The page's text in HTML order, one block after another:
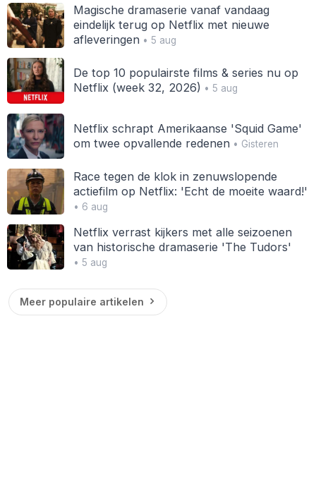
Magische dramaserie vanaf vandaag
eindelijk terug op Netflix met nieuwe
afleveringen• 5 aug
De top 10 populairste films & series nu op
Netflix (week 32, 2026) • 5 aug
Netflix schrapt Amerikaanse 'Squid Game'
om twee opvallende redenen• Gisteren
Race tegen de klok in zenuwslopende
actiefilm op Netflix: 'Echt de moeite waard!'
• 6 aug
Netflix verrast kijkers met alle seizoenen
van historische dramaserie 'The Tudors'
• 5 aug
Meer populaire artikelen